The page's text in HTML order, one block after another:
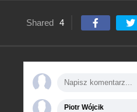
Shared 4
Piotr Wójcik